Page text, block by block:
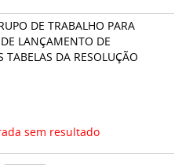
DE TRABALHO PARA
LANÇAMENTO DE
TABELAS DA RESOLUÇÃO
sem resultado